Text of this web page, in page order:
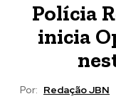
Polícia
inicia
Por: Redação JBN